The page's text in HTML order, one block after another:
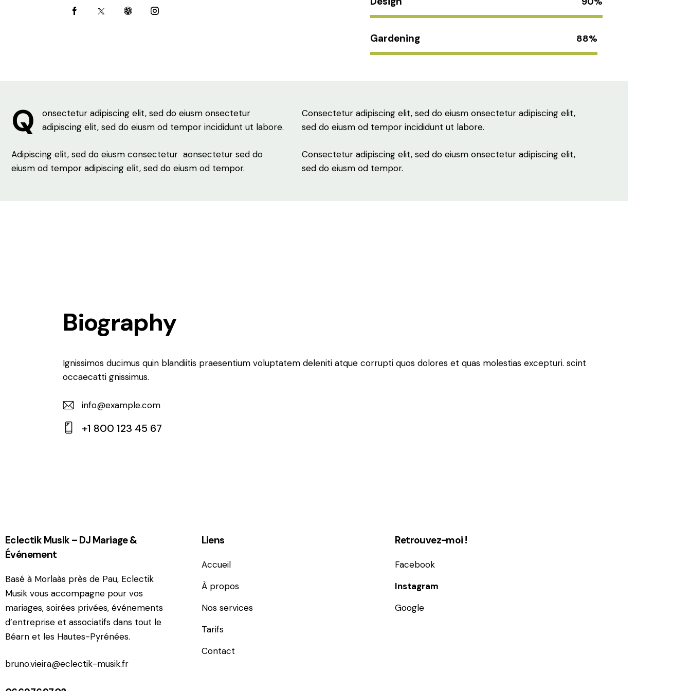
Gardening 88%
Q
onsectetur adipiscing elit, sed do eiusm onsectetur
adipiscing elit, sed do eiusm od tempor incididunt ut labore.
Adipiscing elit, sed do eiusm consectetur aonsectetur sed do
eiusm od tempor adipiscing elit, sed do eiusm od tempor.
Consectetur adipiscing elit, sed do eiusm onsectetur adipiscing elit,
sed do eiusm od tempor incididunt ut labore.
Consectetur adipiscing elit, sed do eiusm onsectetur adipiscing elit,
sed do eiusm od tempor.
Biography
Ignissimos ducimus quin blandiitis praesentium voluptatem deleniti atque corrupti quos dolores et quas molestias excepturi. scint
occaecatti gnissimus.
E-
m
info@example.com
+1 800 123 45 67
Eclectik Musik – DJ Mariage &
Événement
Basé à Morlaàs près de Pau, Eclectik
Musik vous accompagne pour vos
mariages, soirées privées, événements
d’entreprise et associatifs dans tout le
Béarn et les Hautes-Pyrénées.
bruno.vieira@eclectik-musik.fr
Liens
Accueil
À propos
Nos services
Tarifs
Contact
Retrouvez-moi !
Facebook
Instagram
Google